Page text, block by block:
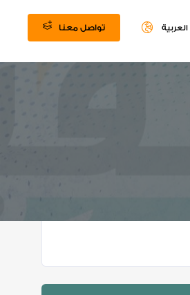
تواصل معنا العربية